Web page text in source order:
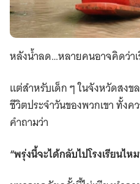
หลังน้ำลด…หลายคนอาจคิดว่า
แต่สำหรับเด็ก ๆ ในจังหวัดสง
ชีวิตประจำวันของพวกเขา ทั้ง
คำถามว่า
“พรุ่งนี้จะได้กลับไปโรงเรียนไห